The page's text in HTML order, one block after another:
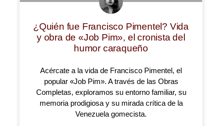
¿Quién fue Francisco Pimentel? Vida
y obra de «Job Pim», el cronista del
humor caraqueño
Acércate a la vida de Francisco Pimentel, el
popular «Job Pim». A través de las Obras
Completas, exploramos su entorno familiar, su
memoria prodigiosa y su mirada crítica de la
Venezuela gomecista.